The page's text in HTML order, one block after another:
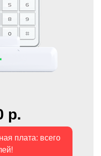
р.
плата: всего